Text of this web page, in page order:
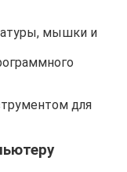
мышки и
для